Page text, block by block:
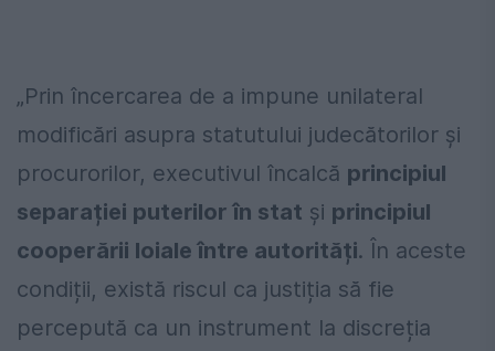
„Prin încercarea de a impune unilateral
modificări asupra statutului judecătorilor și
procurorilor, executivul încalcă principiul
separației puterilor în stat și principiul
cooperării loiale între autorități. În aceste
condiții, există riscul ca justiția să fie
percepută ca un instrument la discreția